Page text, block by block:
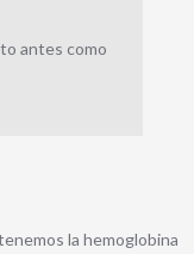
antes como
la hemoglobina